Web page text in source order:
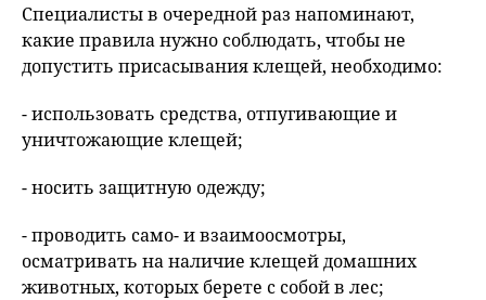
Специалисты в очередной раз напоминают,
какие правила нужно соблюдать, чтобы не
допустить присасывания клещей, необходимо:
- использовать средства, отпугивающие и
уничтожающие клещей;
- носить защитную одежду;
- проводить само- и взаимоосмотры,
осматривать на наличие клещей домашних
животных, которых берете с собой в лес;